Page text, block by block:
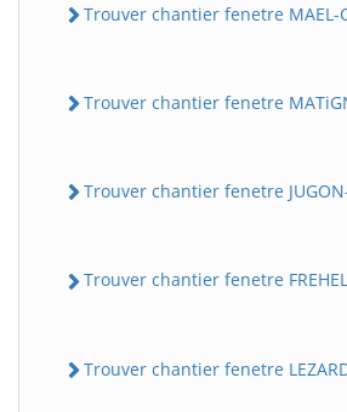
Trouver chantier fenetre MAEL-
Trouver chantier fenetre
Trouver chantier fenetre JUGON-
Trouver chantier fenetre FREHEL
Trouver chantier fenetre
Assistant en ligne